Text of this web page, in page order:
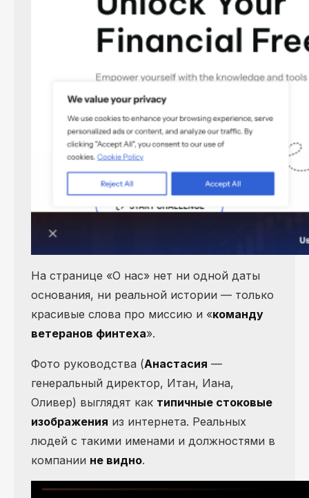
На странице «О нас» нет ни одной даты
основания, ни реальной истории — только
красивые слова про миссию и «команду
ветеранов финтеха».
Фото руководства (Анастасия —
генеральный директор, Итан, Иана,
Оливер) выглядят как типичные стоковые
изображения из интернета. Реальных
людей с такими именами и должностями в
компании не видно.